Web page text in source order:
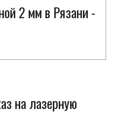
2 мм в Рязани -
на лазерную